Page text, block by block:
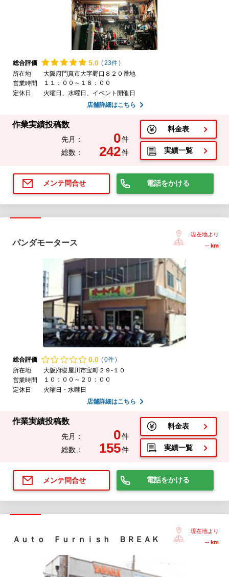
総合評価 5.0 (23件)
所在地
大阪府門真市大字野口８２０番地
営業時間
１１：００～１８：００
定休日
火曜日、水曜日、イベント開催日
店舗詳細はこちら
作業実績投稿数
先月： 0件
総数：
242件
料金表
実績一覧
メンテ問合せ 電話をかける
パンダモータース
現在地より
-- km
総合評価 0.0 (0件)
所在地
大阪府寝屋川市宝町２９-１０
営業時間
１０：００～２０：００
定休日
火曜日・水曜日
店舗詳細はこちら
作業実績投稿数
先月： 0件
総数：
155件
料金表
実績一覧
メンテ問合せ 電話をかける
Ａｕｔｏ Ｆｕｒｎｉｓｈ ＢＲＥＡＫ
現在地より
-- km